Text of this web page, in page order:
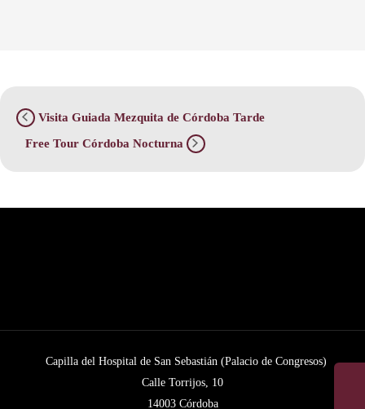
Visita Guiada Mezquita de Córdoba Tarde
Free Tour Córdoba Nocturna
Capilla del Hospital de San Sebastián (Palacio de Congresos)
Calle Torrijos, 10
14003 Córdoba